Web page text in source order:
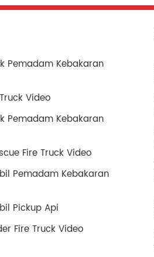
Pemadam Kebakaran
Video
Pemadam Kebakaran
Fire Truck Video
Pemadam Kebakaran
Pickup Api
Fire Truck Video